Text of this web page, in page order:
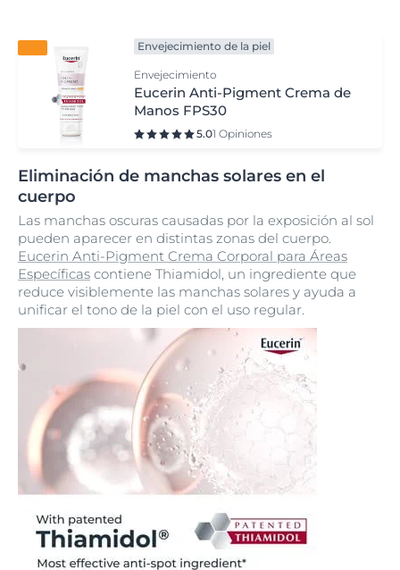
Envejecimiento de la piel
Envejecimiento
Eucerin Anti-Pigment Crema de
Manos FPS30
5.01 Opiniones
Eliminación de manchas solares en el
cuerpo
Las manchas oscuras causadas por la exposición al sol
pueden aparecer en distintas zonas del cuerpo.
Eucerin Anti-Pigment Crema Corporal para Áreas
Específicas contiene Thiamidol, un ingrediente que
reduce visiblemente las manchas solares y ayuda a
unificar el tono de la piel con el uso regular.